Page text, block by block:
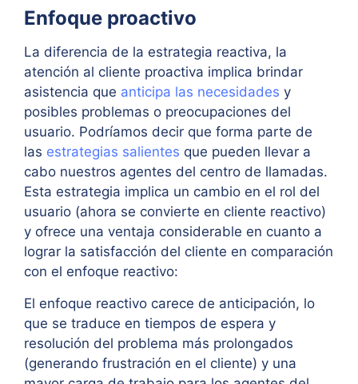
Enfoque proactivo
La diferencia de la estrategia reactiva, la
atención al cliente proactiva implica brindar
asistencia que anticipa las necesidades y
posibles problemas o preocupaciones del
usuario. Podríamos decir que forma parte de
las estrategias salientes que pueden llevar a
cabo nuestros agentes del centro de llamadas.
Esta estrategia implica un cambio en el rol del
usuario (ahora se convierte en cliente reactivo)
y ofrece una ventaja considerable en cuanto a
lograr la satisfacción del cliente en comparación
con el enfoque reactivo:
El enfoque reactivo carece de anticipación, lo
que se traduce en tiempos de espera y
resolución del problema más prolongados
(generando frustración en el cliente) y una